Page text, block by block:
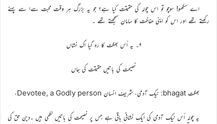
اے سکھو! سوچو تو اس چولہ کی حقیقت کیا ہے؟ جو یہ بزرگ ہر وقت محبت سےا سے پہنے
رکھتے تھے اور اس کو اپنی حفاظت کا سامان سمجھتے تھے ۔
۹۔ یہ اُس بھگت کا رہ گیا اک نشاں
نصیحت کی باتیں حقیقت کی جاں
بھگت bhagat: نیک آدمی، شریف انسان Devotee, a Godly person،
یہ چولہ اُس نیک آدمی کی ایک نشانی باقی ہے جس پر نصیحت کی باتیں لکھی ہیں ۔دین حق کی